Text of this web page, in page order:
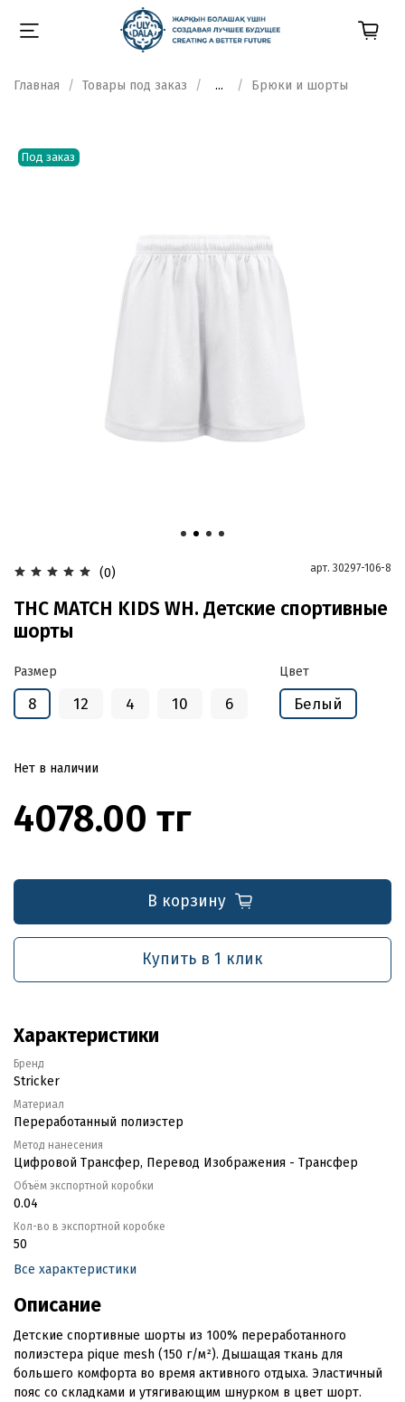
Главная Товары под заказ ... Брюки и шорты
Под заказ
(0) арт. 30297-106-8
THC MATCH KIDS WH. Детские спортивные
шорты
Размер
8 12 4 10 6
Цвет
Белый
Нет в наличии
4078.00 тг
В корзину
Купить в 1 клик
Характеристики
Бренд
Stricker
Материал
Переработанный полиэстер
Метод нанесения
Цифровой Трансфер, Перевод Изображения - Трансфер
Объём экспортной коробки
0.04
Кол-во в экспортной коробке
50
Все характеристики
Описание
Детские спортивные шорты из 100% переработанного
полиэстера pique mesh (150 г/м²). Дышащая ткань для
большего комфорта во время активного отдыха. Эластичный
пояс со складками и утягивающим шнурком в цвет шорт.